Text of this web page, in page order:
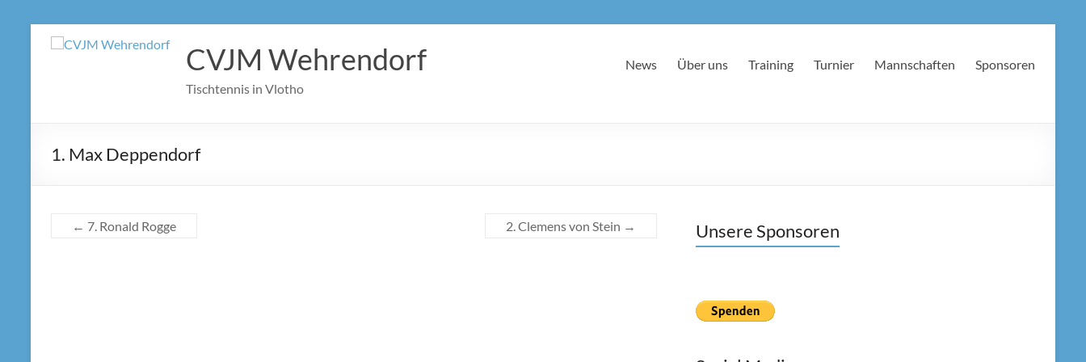
Inhalt
CVJM Wehrendorf
Tischtennis in Vlotho
News Über uns Training Turnier Mannschaften Sponsoren
1. Max Deppendorf
← 7. Ronald Rogge 2. Clemens von Stein → Unsere Sponsoren